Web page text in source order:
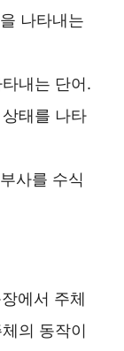
나타내는
내는 단어.
태를 나타
사를 수식
에서 주체
의 동작이